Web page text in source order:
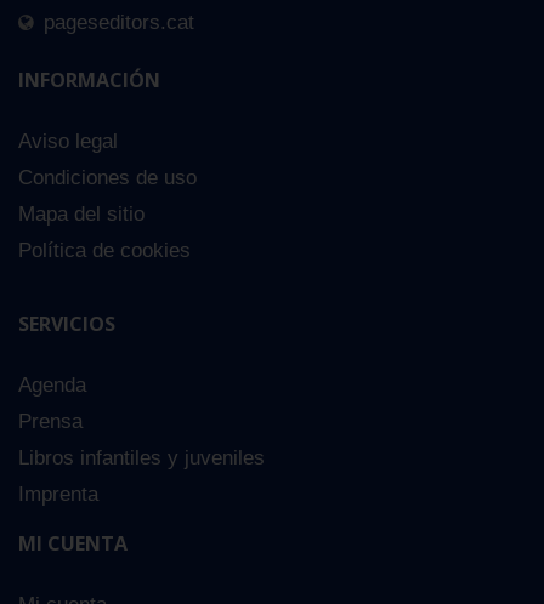
pageseditors.cat
INFORMACIÓN
Aviso legal
Condiciones de uso
Mapa del sitio
Política de cookies
SERVICIOS
Agenda
Prensa
Libros infantiles y juveniles
Imprenta
MI CUENTA